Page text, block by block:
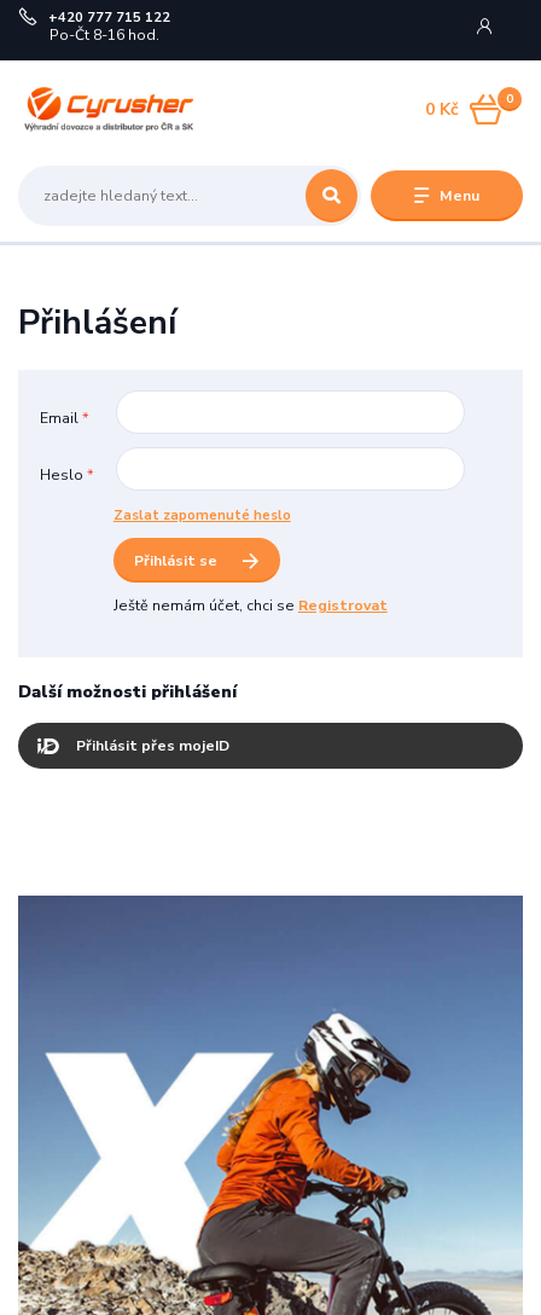
Menu
+420 777 715 122
Po-Čt 8-16 hod.
0
0 Kč
Přihlášení
Email*
Heslo *
Zaslat zapomenuté heslo
Přihlásit se
Ještě nemám účet, chci se Registrovat
Další možnosti přihlášení
Přihlásit přes mojeID